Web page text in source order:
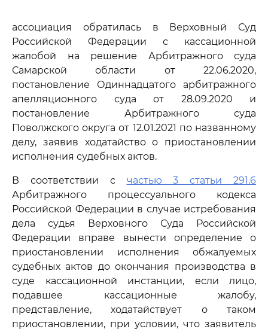
ассоциация обратилась в Верховный Суд
Российской Федерации с кассационной
жалобой на решение Арбитражного суда
Самарской области от 22.06.2020,
постановление Одиннадцатого арбитражного
апелляционного суда от 28.09.2020 и
постановление Арбитражного суда
Поволжского округа от 12.01.2021 по названному
делу, заявив ходатайство о приостановлении
исполнения судебных актов.
В соответствии с частью 3 статьи 291.6
Арбитражного процессуального кодекса
Российской Федерации в случае истребования
дела судья Верховного Суда Российской
Федерации вправе вынести определение о
приостановлении исполнения обжалуемых
судебных актов до окончания производства в
суде кассационной инстанции, если лицо,
подавшее кассационные жалобу,
представление, ходатайствует о таком
приостановлении, при условии, что заявитель